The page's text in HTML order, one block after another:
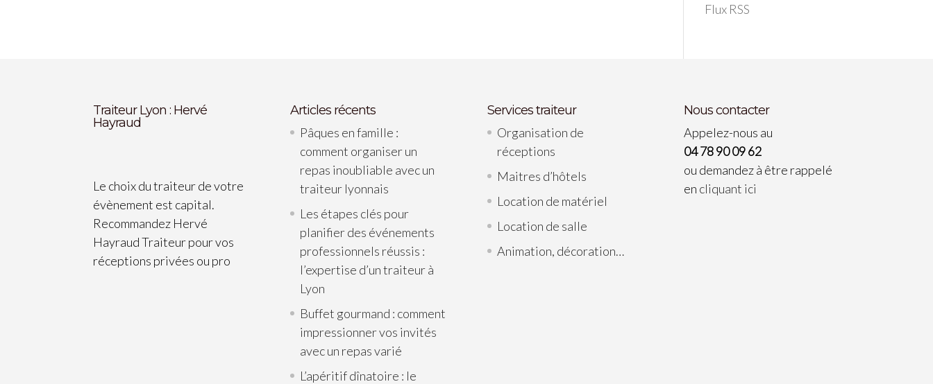
Flux RSS
Traiteur Lyon : Hervé
Hayraud
Le choix du traiteur de votre
évènement est capital.
Recommandez Hervé
Hayraud Traiteur pour vos
réceptions privées ou pro
Articles récents
Pâques en famille :
comment organiser un
repas inoubliable avec un
traiteur lyonnais
Les étapes clés pour
planifier des événements
professionnels réussis :
l’expertise d’un traiteur à
Lyon
Buffet gourmand : comment
impressionner vos invités
avec un repas varié
L’apéritif dînatoire : le
Services traiteur
Organisation de
réceptions
Maitres d’hôtels
Location de matériel
Location de salle
Animation, décoration…
Nous contacter
Appelez-nous au
04 78 90 09 62
ou demandez à être rappelé
en cliquant ici